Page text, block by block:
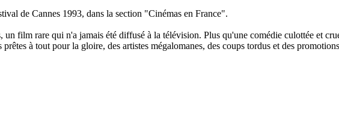
de Cannes 1993, dans la section "Cinémas en France".
film rare qui n'a jamais été diffusé à la télévision. Plus qu'une comédie culottée et
à tout pour la gloire, des artistes mégalomanes, des coups tordus et des